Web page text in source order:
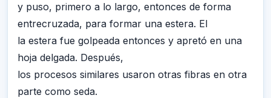
y puso, primero a lo largo, entonces de forma
entrecruzada, para formar una estera. El
la estera fue golpeada entonces y apretó en una
hoja delgada. Después,
los procesos similares usaron otras fibras en otra
parte como seda.